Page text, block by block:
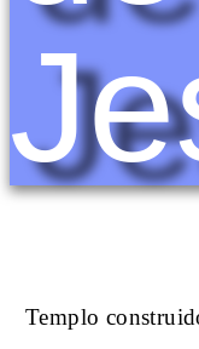
Templo